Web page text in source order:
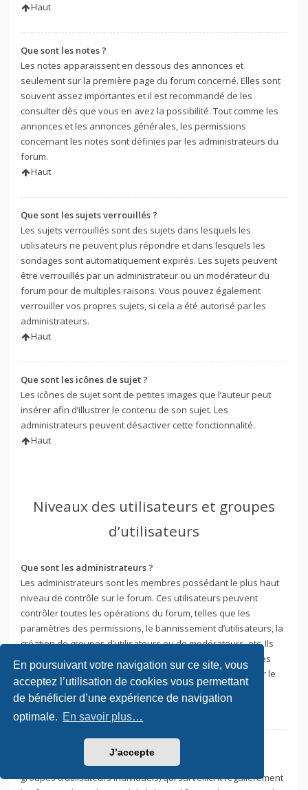
En poursuivant votre navigation sur ce site, vous
acceptez l’utilisation de cookies vous permettant
de bénéficier d’une expérience de navigation
optimale. En savoir plus…
J’accepte
Haut
Que sont les notes ?
Les notes apparaissent en dessous des annonces et
seulement sur la première page du forum concerné. Elles sont
souvent assez importantes et il est recommandé de les
consulter dès que vous en avez la possibilité. Tout comme les
annonces et les annonces générales, les permissions
concernant les notes sont définies par les administrateurs du
forum.
Haut
Que sont les sujets verrouillés ?
Les sujets verrouillés sont des sujets dans lesquels les
utilisateurs ne peuvent plus répondre et dans lesquels les
sondages sont automatiquement expirés. Les sujets peuvent
être verrouillés par un administrateur ou un modérateur du
forum pour de multiples raisons. Vous pouvez également
verrouiller vos propres sujets, si cela a été autorisé par les
administrateurs.
Haut
Que sont les icônes de sujet ?
Les icônes de sujet sont de petites images que l’auteur peut
insérer afin d’illustrer le contenu de son sujet. Les
administrateurs peuvent désactiver cette fonctionnalité.
Haut
Niveaux des utilisateurs et groupes
d’utilisateurs
Que sont les administrateurs ?
Les administrateurs sont les membres possédant le plus haut
niveau de contrôle sur le forum. Ces utilisateurs peuvent
contrôler toutes les opérations du forum, telles que les
paramètres des permissions, le bannissement d’utilisateurs, la
création de groupes d’utilisateurs ou de modérateurs, etc. Ils
peuvent également être habilités à modérer l’ensemble des
forums. Tout ceci dépend de la configuration effectuée par le
fondateur du forum.
Haut
Que sont les modérateurs ?
Les modérateurs sont des utilisateurs individuels (ou des
groupes d’utilisateurs individuels) qui surveillent régulièrement